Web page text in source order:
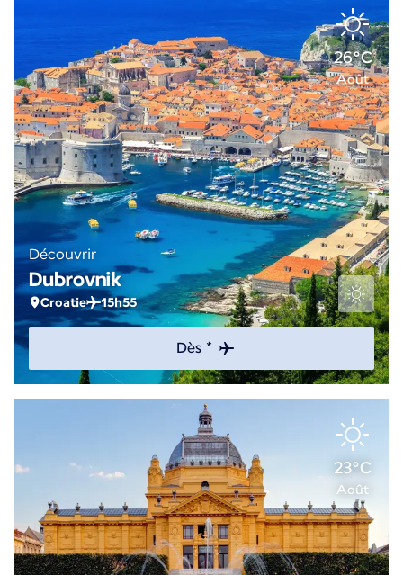
26°C
Août
Découvrir
Dubrovnik
Croatie 15h55
Dès *
23°C
Août